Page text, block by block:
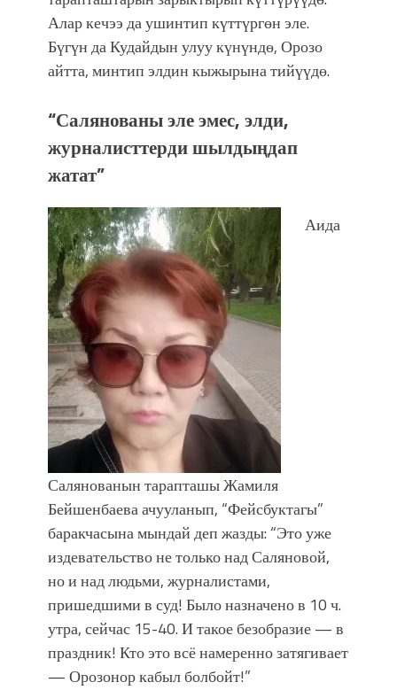
Park'ка 30 миң адам чогулду
Алар кечээ да ушинтип күттүргөн эле.
Бүгүн да Кудайдын улуу күнүндө, Орозо
айтта, минтип элдин кыжырына тийүүдө.
“Салянованы эле эмес, элди,
журналисттерди шылдыңдап
жатат”
Аида
Салянованын тарапташы Жамиля
Бейшенбаева ачууланып, “Фейсбуктагы”
баракчасына мындай деп жазды: “Это уже
издевательство не только над Саляновой,
но и над людьми, журналистами,
пришедшими в суд! Было назначено в 10 ч.
утра, сейчас 15-40. И такое безобразие — в
праздник! Кто это всё намеренно затягивает
— Орозонор кабыл болбойт!”